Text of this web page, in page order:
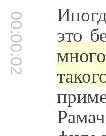
00:00:02 это